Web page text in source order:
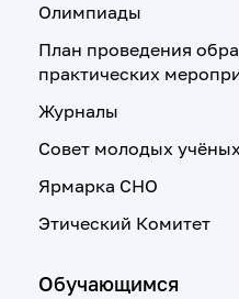
Олимпиады
План проведения
практических
Журналы
Совет молодых
Ярмарка СНО
Этический Комитет
Обучающимся